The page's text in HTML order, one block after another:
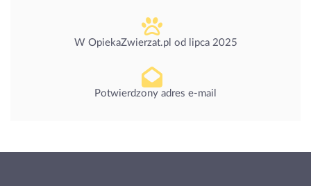
W OpiekaZwierzat.pl od lipca 2025
Potwierdzony adres e-mail